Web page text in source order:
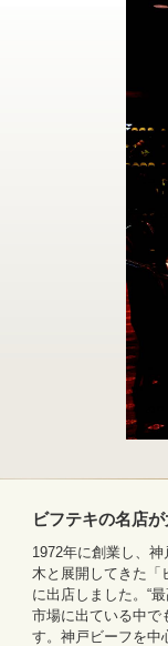
ビフテキの名店
1972年に創業し、
木と展開してきた「
に出店しました。“
市場に出ている中で
す。神戸ビーフを中